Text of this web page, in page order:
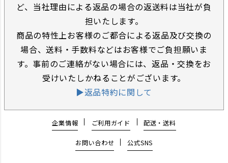
ど、当社理由による返品の場合の返送料は当社が負
担いたします。
商品の特性上お客様のご都合による返品及び交換の
場合、送料・手数料などはお客様でご負担願いま
す。事前のご連絡がない場合には、返品・交換をお
受けいたしかねることがございます。
▶返品特約に関して
企業情報 ご利用ガイド 配送・送料
お問い合わせ 公式SNS